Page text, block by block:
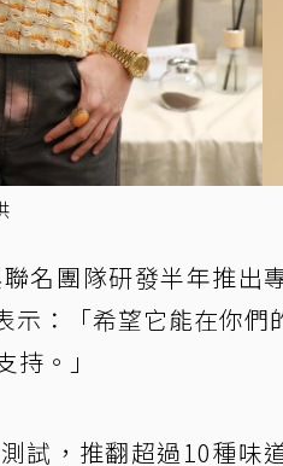
名團隊研發半年推出
：「希望它能在你們
。」
試，推翻超過10種味